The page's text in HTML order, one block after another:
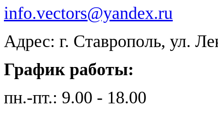
info.vectors@yandex.ru
Адрес: г. Ставрополь, ул.
График работы:
пн.-пт.: 9.00 - 18.00